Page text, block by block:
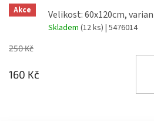
Akce Velikost: 60x120cm,
Skladem (12 ks) | 5476014
250 Kč
160 Kč